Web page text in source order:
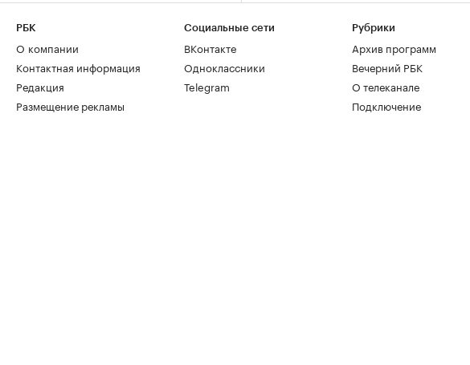
РБК
О компании
Контактная информация
Редакция
Размещение рекламы
Социальные сети
ВКонтакте
Одноклассники
Telegram
Рубрики
Архив программ
Вечерний РБК
О телеканале
Подключение